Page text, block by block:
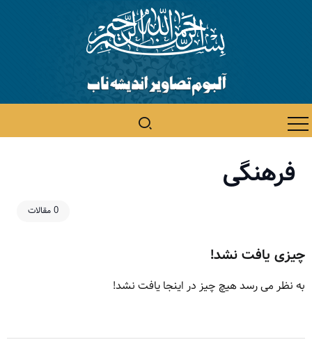
فرهنگی
0 مقالات
چیزی یافت نشد!
به نظر می رسد هیچ چیز در اینجا یافت نشد!